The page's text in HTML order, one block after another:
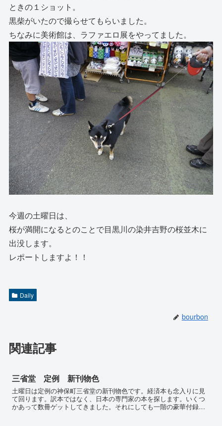
ときの１ショット。
黒柴がいたので撮らせてもらいました。
ちなみに美術館は、ラファエロ展をやってました。
今週の土曜日は、
桜が満開になるとのことで目黒川の染井吉野の桜並木に
出没します。
レポートしますよ！！
Daily
bourbon
関連記事
三省堂 定例 新刊物色
土曜日は定例の神保町三省堂の新刊物色です。経済本も念入りに見
て回ります。訳本ではなく、日本の専門家の本を探します。いくつ
かあって数冊ゲットしてきました。それにしても一階の豪華付録付